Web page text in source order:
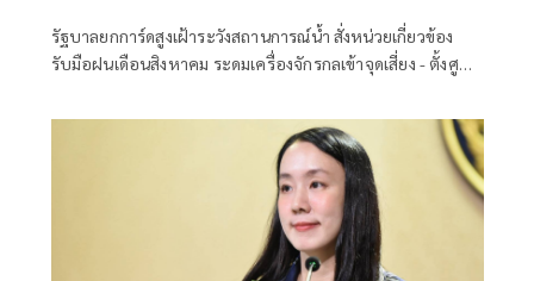
รัฐบาลยกการ์ดสูงเฝ้าระวังสถานการณ์น้ำ สั่งหน่วยเกี่ยวข้อง
รับมือฝนเดือนสิงหาคม ระดมเครื่องจักรกลเข้าจุดเสี่ยง - ตั้งศูนย์